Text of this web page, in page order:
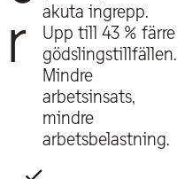
r
akuta ingrepp.
Upp till 43 % färre
gödslingstillfällen.
Mindre
arbetsinsats,
mindre
arbetsbelastning.